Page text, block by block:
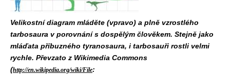
Velikostní diagram mláděte (vpravo) a plně vzrostlého
tarbosaura v porovnání s dospělým člověkem. Stejně jako
mláďata příbuzného tyranosaura, i tarbosauři rostli velmi
rychle. Převzato z Wikimedia Commons
(http://en.wikipedia.org/wiki/File: